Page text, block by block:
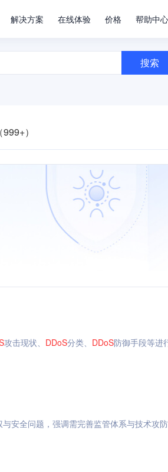
解决方案 在线体验 价格 帮助中心
搜索
）
攻击现状、 DDoS分类、 DDoS防御手段等进
安全问题，强调需完善监管体系与技术攻